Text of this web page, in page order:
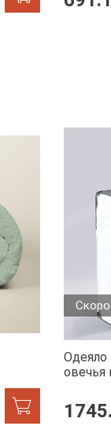
Скоро
Одеяло
овечья